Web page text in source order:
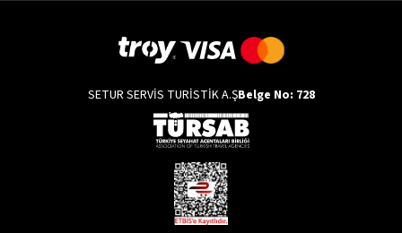
SETUR SERVİS TURİSTİK A.ŞBelge No: 728